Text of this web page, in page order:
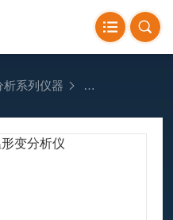
析系列仪器